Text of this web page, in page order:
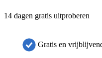
14 dagen gratis uitproberen
Gratis en